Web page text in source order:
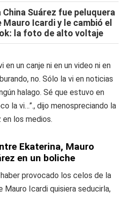
China Suárez fue peluquera
Mauro Icardi y le cambió el
la foto de alto voltaje
en un canje ni en un video ni en
no. Sólo la vi en noticias
halago. Sé que estuvo en
la vi…”., dijo menospreciando la
en los medios.
Ekaterina, Mauro
en un boliche
provocado los celos de la
Mauro Icardi quisiera seducirla,